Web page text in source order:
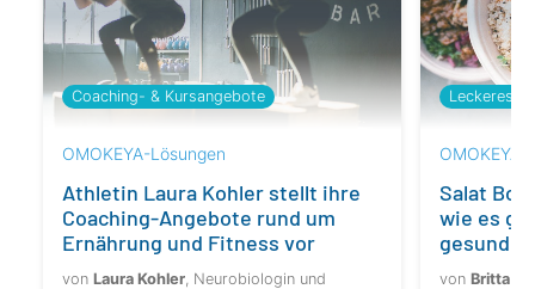
Coaching- & Kursangebote
OMOKEYA-Lösungen
Athletin Laura Kohler stellt ihre
Coaching-Angebote rund um
Ernährung und Fitness vor
von Laura Kohler , Neurobiologin und
Leckeres
OMOKEYA-
Salat
wie es
gesunde
von Britta